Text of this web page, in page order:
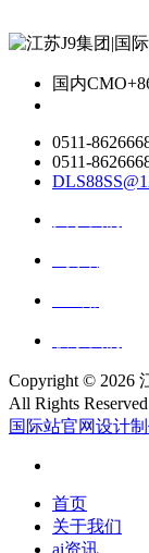
国内CMO
0511-
0511-
Copyright © 2026
All Rights
国际站官网设计
首页
关于我们